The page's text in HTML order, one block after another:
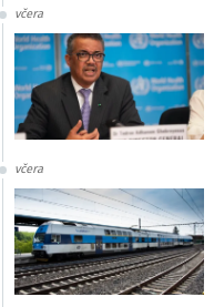
včera
včera